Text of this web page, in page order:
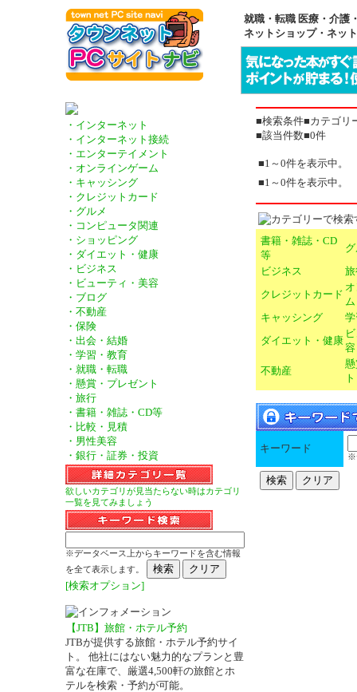
就職・転職 医療・介護
ネットショップ・ネッ
・インターネット
・インターネット接続
・エンターテイメント
・オンラインゲーム
・キャッシング
・クレジットカード
・グルメ
・コンピュータ関連
・ショッピング
・ダイエット・健康
・ビジネス
・ビューティ・美容
・ブログ
・不動産
・保険
・出会・結婚
・学習・教育
・就職・転職
・懸賞・プレゼント
・旅行
・書籍・雑誌・CD等
・比較・見積
・男性美容
・銀行・証券・投資
欲しいカテゴリが見当たらない時はカテゴリ
一覧を見てみましょう
※データベース上からキーワードを含む情報
を全て表示します。
[検索オプション]
【JTB】旅館・ホテル予約
JTBが提供する旅館・ホテル予約サイ
ト。 他社にはない魅力的なプランと豊
富な在庫で、厳選4,500軒の旅館とホ
テルを検索・予約が可能。
■検索条件■カテ
■該当件数■0件
■1～0件を表示中。
■1～0件を表示中。
書籍・雑誌・CD
等
ビジネス
クレジットカード
ム
キャッシング
ダイエット・健康
容
不動産
ト
キーワード
※